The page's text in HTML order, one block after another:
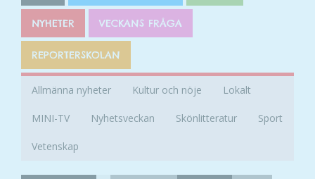
NYHETER VECKANS FRÅGA
REPORTERSKOLAN
Allmänna nyheter Kultur och nöje Lokalt
MINI-TV Nyhetsveckan Skönlitteratur Sport
Vetenskap